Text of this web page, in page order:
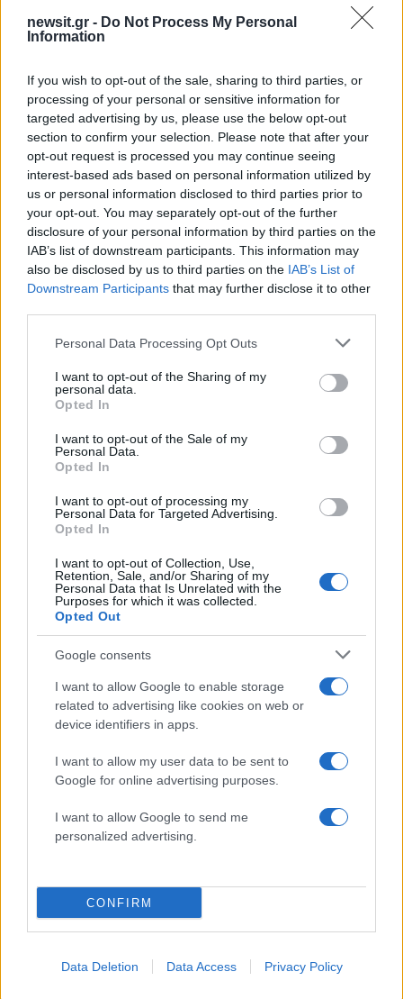
newsit.gr - Do Not Process My Personal
Information
If you wish to opt-out of the sale, sharing to third parties, or
processing of your personal or sensitive information for
targeted advertising by us, please use the below opt-out
section to confirm your selection. Please note that after your
opt-out request is processed you may continue seeing
interest-based ads based on personal information utilized by
us or personal information disclosed to third parties prior to
your opt-out. You may separately opt-out of the further
disclosure of your personal information by third parties on the
IAB’s list of downstream participants. This information may
also be disclosed by us to third parties on the IAB’s List of
Downstream Participants that may further disclose it to other
Please note that this website/app uses one or more Google
not limited to your visit or usage behaviour. You may click to
grant or deny consent to Google and its third-party tags to
use your data for below specified purposes in below Google
consent section.
Personal Data Processing Opt Outs
I want to opt-out of the Sharing of my
personal data.
Opted In
I want to opt-out of the Sale of my
Personal Data.
Opted In
I want to opt-out of processing my
Personal Data for Targeted Advertising.
Opted In
I want to opt-out of Collection, Use,
Retention, Sale, and/or Sharing of my
Personal Data that Is Unrelated with the
Purposes for which it was collected.
Opted Out
Google consents
I want to allow Google to enable storage
related to advertising like cookies on web or
device identifiers in apps.
I want to allow my user data to be sent to
Google for online advertising purposes.
I want to allow Google to send me
personalized advertising.
CONFIRM
Data Deletion Data Access Privacy Policy
Σχόλια
Σχολίασε εδώ
50 /50
2000 /2000
Υποβολή σχολίου
. Το site προστατεύεται από reCAPTCHA, ισχύουν
Πολιτική Απορρήτου&Όροι Χρήσης
BEACH BAR
Share:
Ακολουθήστε το Νewsit.gr στοGoogle Newsκαι
Αν τα χάσατε
Οι πρώτες δηλώσεις του
Πάρο στην οποία πνίγηκε ο
4χρονος - «Είχαμε
προσπαθήσει να διώξουμε
Παράταση για να
και χειριστής που
«πάρκαραν» το